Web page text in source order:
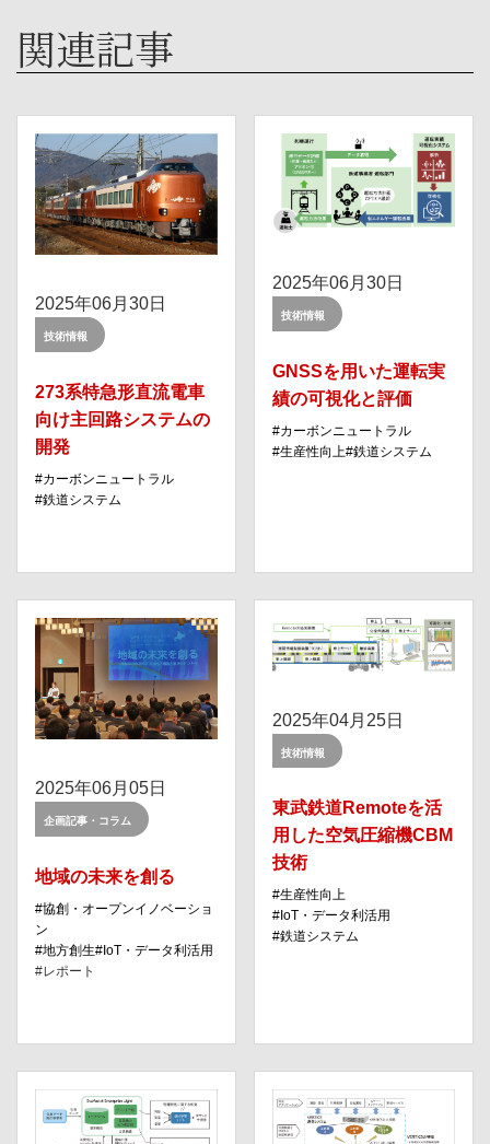
関連記事
2025年06月30日
技術情報
273系特急形直流電車
向け主回路システムの
開発
カーボンニュートラル
鉄道システム
2025年06月30日
技術情報
GNSSを用いた運転実
績の可視化と評価
カーボンニュートラル
⽣産性向上 鉄道システム
2025年06月05日
企画記事・コラム
地域の未来を創る
協創・オープンイノベーショ
ン
地⽅創⽣
IoT・データ利活⽤
レポート
2025年04月25日
技術情報
東武鉄道Remoteを活
用した空気圧縮機CBM
技術
⽣産性向上
IoT・データ利活⽤
鉄道システム